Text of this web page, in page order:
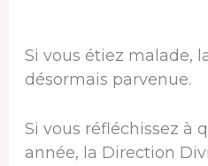
Si vous étiez malade,
désormais parvenue.
Si vous réfléchissez à
année, la Direction